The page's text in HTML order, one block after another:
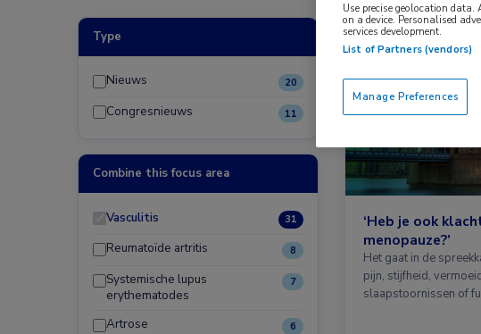
Type
Nieuws 20
Congresnieuws 11
Combine this focus area
Vasculitis 31
Reumatoïde artritis 8
Systemische lupus
erythematodes
7
Artrose 6
Congresnieuws
‘Heb je ook
menopauze?’
Het gaat in de
pijn, stijfheid,
slaapstoornissen of
Use precise geolocation
on a device. Personalised
services development.
List of Partners (vendors)
Manage Preferences